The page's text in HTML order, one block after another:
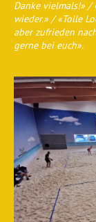
Danke vielmals!»
wieder.» / «Tolle
aber zufrieden
gerne bei euch».